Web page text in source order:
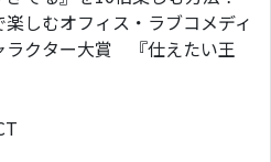
しむオフィス・ラブコメディ
クター大賞 『仕えたい王